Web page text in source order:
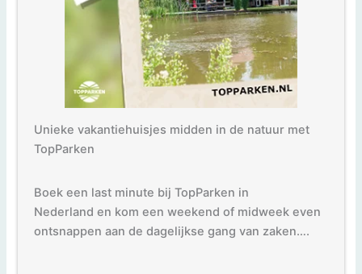
Unieke vakantiehuisjes midden in de natuur met
TopParken
Boek een last minute bij TopParken in
Nederland en kom een weekend of midweek even
ontsnappen aan de dagelijkse gang van zaken….